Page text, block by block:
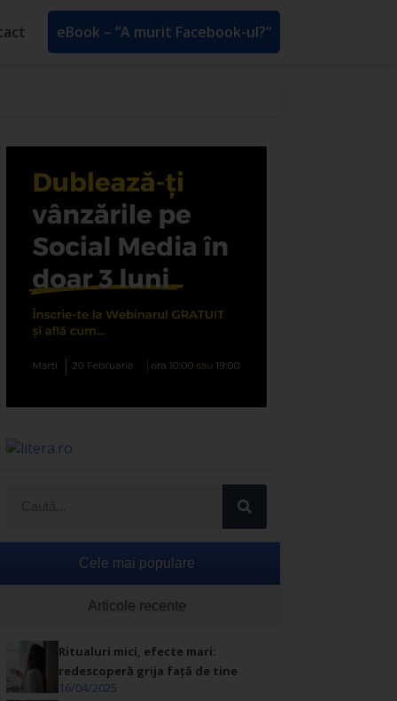
eBook – ”A murit Facebook-ul?”
Cele mai populare
Articole recente
Ritualuri mici, efecte mari:
redescoperă grija față de tine
16/04/2025